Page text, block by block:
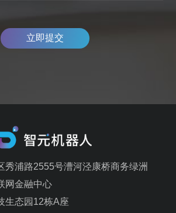
立即提交
秀浦路2555号漕河泾康桥商务绿洲
网金融中心
生态园12栋A座